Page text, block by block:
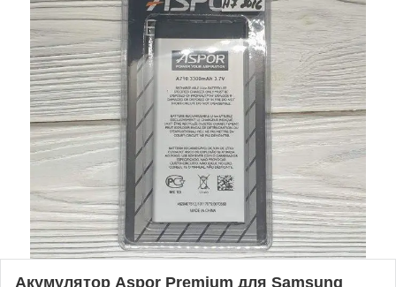
Акумулятор Aspor Premium для Samsung